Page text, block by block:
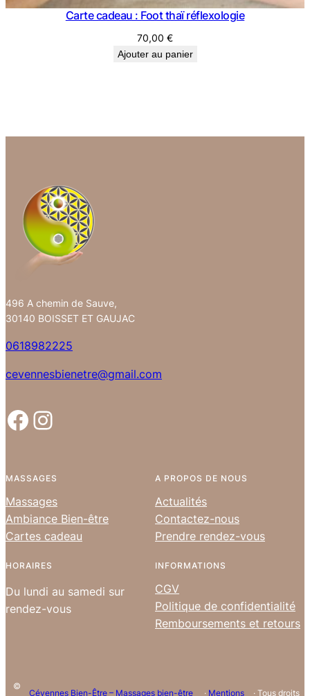
Carte cadeau : Foot thaï réflexologie
70,00 €
Ajouter au panier
496 A chemin de Sauve,
30140 BOISSET ET GAUJAC
0618982225
cevennesbienetre@gmail.com
Facebook Instagram
MASSAGES
Massages
Ambiance Bien-être
Cartes cadeau
A PROPOS DE NOUS
Actualités
Contactez-nous
Prendre rendez-vous
HORAIRES
Du lundi au samedi sur
rendez-vous
INFORMATIONS
CGV
Politique de confidentialité
Remboursements et retours
©
Cévennes Bien-Être – Massages bien-être · Mentions · Tous droits